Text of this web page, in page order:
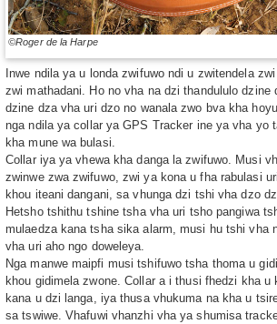
©Roger de la Harpe
Inwe ndila ya u londa zwifuwo ndi u zwitendela
zwi mathadani. Ho no vha na dzi thandululo dzine
dzine dza vha uri dzo no wanala zwo bva kha
nga ndila ya collar ya GPS Tracker ine ya vha yo
kha mune wa bulasi.
Collar iya ya vhewa kha danga la zwifuwo. Musi
zwinwe zwa zwifuwo, zwi ya kona u fha rabulasi
khou iteani dangani, sa vhunga dzi tshi vha dzo
Hetsho tshithu tshine tsha vha uri tsho pangiwa
mulaedza kana tsha sika alarm, musi hu tshi vha
vha uri aho ngo doweleya.
Nga manwe maipfi musi tshifuwo tsha thoma u
khou gidimela zwone. Collar a i thusi fhedzi kha u
kana u dzi langa, iya thusa vhukuma na kha u
sa tswiwe. Vhafuwi vhanzhi vha ya shumisa